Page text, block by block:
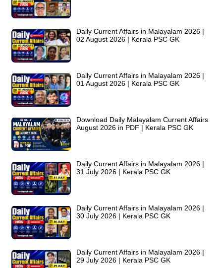
Daily Current Affairs in Malayalam 2026 |
02 August 2026 | Kerala PSC GK
Daily Current Affairs in Malayalam 2026 |
01 August 2026 | Kerala PSC GK
Download Daily Malayalam Current Affairs
August 2026 in PDF | Kerala PSC GK
Daily Current Affairs in Malayalam 2026 |
31 July 2026 | Kerala PSC GK
Daily Current Affairs in Malayalam 2026 |
30 July 2026 | Kerala PSC GK
Daily Current Affairs in Malayalam 2026 |
29 July 2026 | Kerala PSC GK